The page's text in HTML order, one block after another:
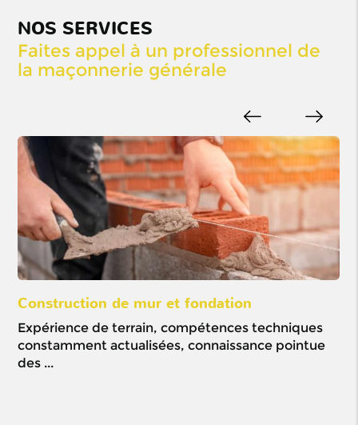
NOS SERVICES
Faites appel à un professionnel de
la maçonnerie générale
Construction de mur et fondation
Expérience de terrain, compétences techniques
constamment actualisées, connaissance pointue
des ...